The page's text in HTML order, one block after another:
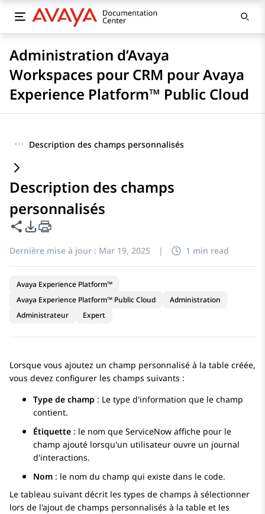
Administration d’Avaya
Workspaces pour CRM pour Avaya
Experience Platform™ Public Cloud
··· Description des champs personnalisés
Description des champs
personnalisés
Partager cette page
Options d'exportation PDF
Dernière mise à jour : Mar 19, 2025 | 1 min read
Avaya Experience Platform™
Avaya Experience Platform™ Public Cloud
Administration
Administrateur
Expert
Lorsque vous ajoutez un champ personnalisé à la table créée,
vous devez configurer les champs suivants :
Type de champ : Le type d'information que le champ
contient.
Étiquette : le nom que ServiceNow affiche pour le
champ ajouté lorsqu'un utilisateur ouvre un journal
d'interactions.
Nom : le nom du champ qui existe dans le code.
Le tableau suivant décrit les types de champs à sélectionner
lors de l'ajout de champs personnalisés à la table et les